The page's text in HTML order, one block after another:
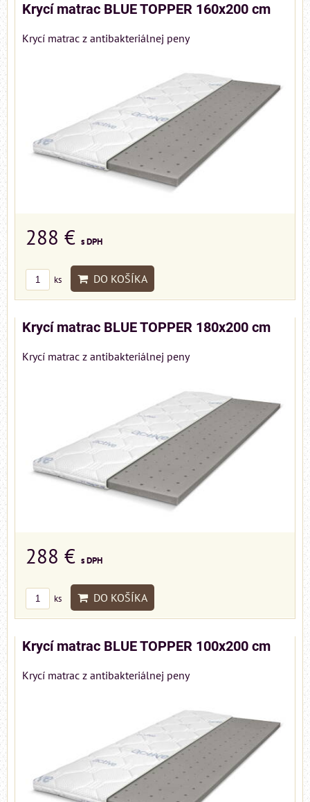
Krycí matrac BLUE TOPPER 160x200 cm
Krycí matrac z antibakteriálnej peny
288 € s DPH
ks DO KOŠÍKA
Krycí matrac BLUE TOPPER 180x200 cm
Krycí matrac z antibakteriálnej peny
288 € s DPH
ks DO KOŠÍKA
Krycí matrac BLUE TOPPER 100x200 cm
Krycí matrac z antibakteriálnej peny